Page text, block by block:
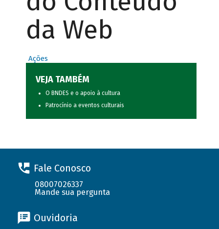
da Web
Ações
VEJA TAMBÉM
O BNDES e o apoio à cultura
Patrocínio a eventos culturais
Fale Conosco
08007026337
Mande sua pergunta
Ouvidoria